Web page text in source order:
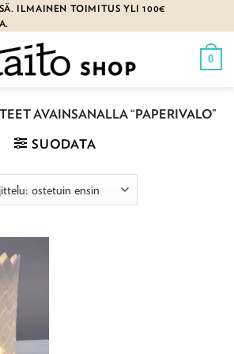
ILMAINEN TOIMITUS YLI 100€
0
AVAINSANALLA “PAPERIVALO”
SUODATA